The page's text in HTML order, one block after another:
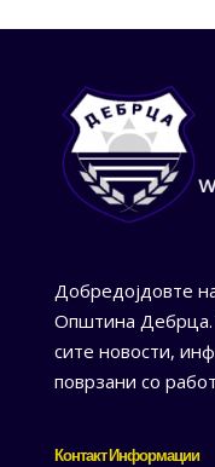
Добредојдовте
Општина Дебрца.
сите новости,
поврзани со
Контакт Информации